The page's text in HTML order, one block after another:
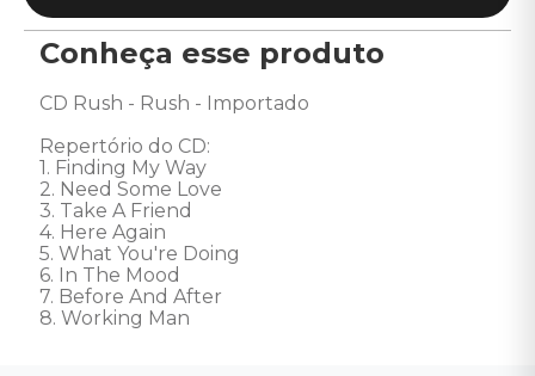
Conheça esse produto
CD Rush - Rush - Importado
Repertório do CD:
1. Finding My Way
2. Need Some Love
3. Take A Friend
4. Here Again
5. What You're Doing
6. In The Mood
7. Before And After
8. Working Man